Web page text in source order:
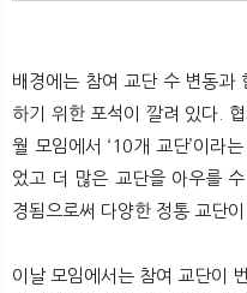
배경에는 참여 교단 수 변동과
하기 위한 포석이 깔려 있다.
월 모임에서 ‘10개 교단’이라
었고 더 많은 교단을 아우를
경됨으로써 다양한 정통 교단
이날 모임에서는 참여 교단이